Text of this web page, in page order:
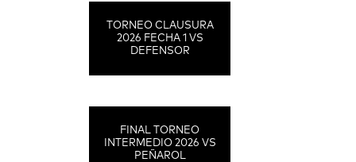
TORNEO CLAUSURA
2026 FECHA 1 VS
DEFENSOR
FINAL TORNEO
INTERMEDIO 2026 VS
PEÑAROL